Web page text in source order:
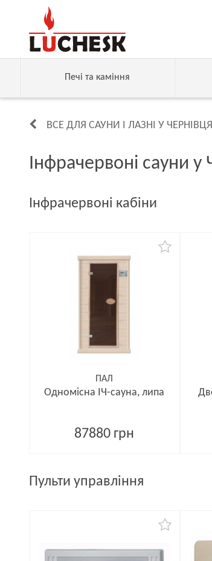
Печі та каміння
ВСЕ ДЛЯ САУНИ І ЛАЗНІ У
Інфрачервоні сауни у
Інфрачервоні кабіни
ПАЛ
Одномісна ІЧ-сауна, липа
87880 грн
Пульти управління